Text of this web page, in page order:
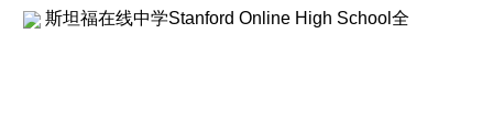
斯坦福在线中学Stanford Online High School全